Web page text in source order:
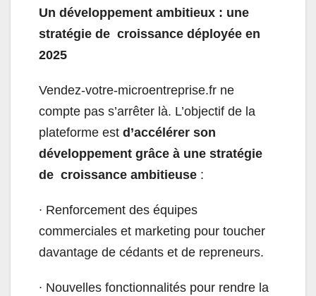
Un développement ambitieux : une
stratégie de croissance déployée en
2025
Vendez-votre-microentreprise.fr ne
compte pas s’arrêter là. L’objectif de la
plateforme est d’accélérer son
développement grâce à une stratégie
de croissance ambitieuse :
∙ Renforcement des équipes
commerciales et marketing pour toucher
davantage de cédants et de repreneurs.
∙ Nouvelles fonctionnalités pour rendre la